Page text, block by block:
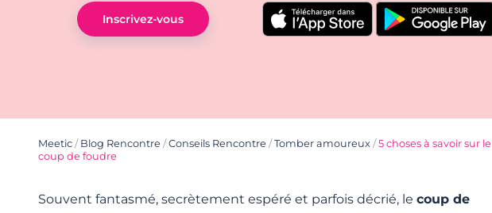
Inscrivez-vous
Meetic / Blog Rencontre /Conseils Rencontre /Tomber amoureux /5 choses à savoir sur le
coup de foudre
Souvent fantasmé, secrètement espéré et parfois décrié, le coup de